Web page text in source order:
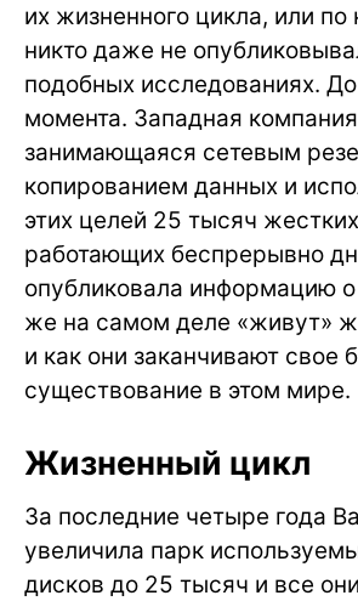
их жизненного цикла, или
никто даже не
подобных исследованиях. До
момента. Западная
занимающаяся сетевым
копированием данных и
этих целей 25 тысяч
работающих беспрерывно
опубликовала информацию
же на самом деле «живут»
и как они заканчивают свое
существование в этом мире.
Жизненный цикл
За последние четыре года
увеличила парк
дисков до 25 тысяч и все